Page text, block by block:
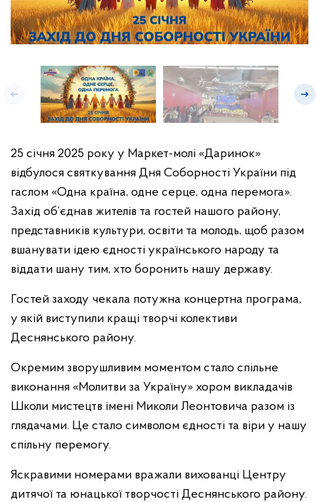
25 січня 2025 року у Маркет-молі «Даринок»
відбулося святкування Дня Соборності України під
гаслом «Одна країна, одне серце, одна перемога».
Захід об’єднав жителів та гостей нашого району,
представників культури, освіти та молодь, щоб разом
вшанувати ідею єдності українського народу та
віддати шану тим, хто боронить нашу державу.
Гостей заходу чекала потужна концертна програма,
у якій виступили кращі творчі колективи
Деснянського району.
Окремим зворушливим моментом стало спільне
виконання «Молитви за Україну» хором викладачів
Школи мистецтв імені Миколи Леонтовича разом із
глядачами. Це стало символом єдності та віри у нашу
спільну перемогу.
Яскравими номерами вражали вихованці Центру
дитячої та юнацької творчості Деснянського району.